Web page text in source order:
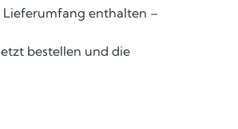
enthalten –
bestellen und die